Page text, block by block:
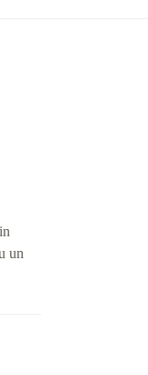
un